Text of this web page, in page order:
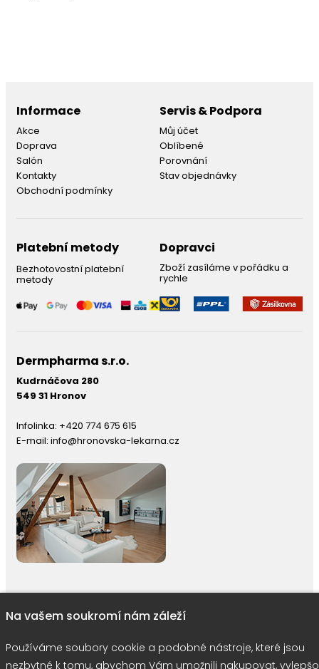
Informace
Akce
Doprava
Salón
Kontakty
Obchodní podmínky
Servis & Podpora
Můj účet
Oblíbené
Porovnání
Stav objednávky
Platební metody
Bezhotovostní platební
metody
Dopravci
Zboží zasíláme v pořádku a
rychle
Dermpharma s.r.o.
Kudrnáčova 280
549 31 Hronov
Infolinka: +420 774 675 615
E-mail: info@hronovska-lekarna.cz
© 2026 |E-shop JEDNIČKY|Marketing
Na vašem soukromí nám záleží
Používáme soubory cookie a podobné nástroje, které jsou
nezbytné k tomu, abychom Vám umožnili nakupovat,